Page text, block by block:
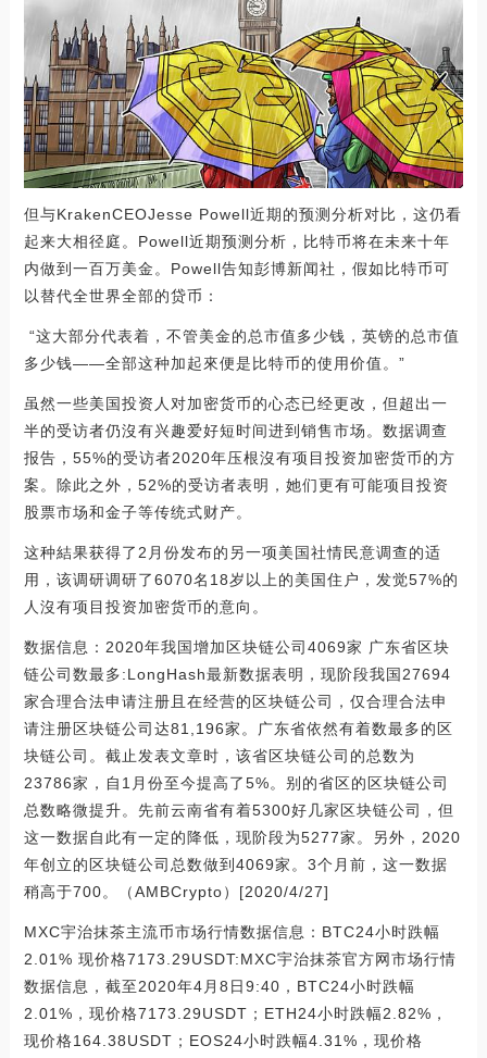
但与KrakenCEOJesse Powell近期的预测分析对比，这仍看
起来大相径庭。Powell近期预测分析，比特币将在未来十年
内做到一百万美金。Powell告知彭博新闻社，假如比特币可
以替代全世界全部的贷币：
“这大部分代表着，不管美金的总市值多少钱，英镑的总市值
多少钱——全部这种加起來便是比特币的使用价值。”
虽然一些美国投资人对加密货币的心态已经更改，但超出一
半的受访者仍沒有兴趣爱好短时间进到销售市场。数据调查
报告，55%的受访者2020年压根沒有项目投资加密货币的方
案。除此之外，52%的受访者表明，她们更有可能项目投资
股票市场和金子等传统式财产。
这种結果获得了2月份发布的另一项美国社情民意调查的适
用，该调研调研了6070名18岁以上的美国住户，发觉57%的
人沒有项目投资加密货币的意向。
数据信息：2020年我国增加区块链公司4069家 广东省区块
链公司数最多:LongHash最新数据表明，现阶段我国27694
家合理合法申请注册且在经营的区块链公司，仅合理合法申
请注册区块链公司达81,196家。广东省依然有着数最多的区
块链公司。截止发表文章时，该省区块链公司的总数为
23786家，自1月份至今提高了5%。别的省区的区块链公司
总数略微提升。先前云南省有着5300好几家区块链公司，但
这一数据自此有一定的降低，现阶段为5277家。另外，2020
年创立的区块链公司总数做到4069家。3个月前，这一数据
稍高于700。（AMBCrypto）[2020/4/27]
MXC宇治抹茶主流币市场行情数据信息：BTC24小时跌幅
2.01% 现价格7173.29USDT:MXC宇治抹茶官方网市场行情
数据信息，截至2020年4月8日9:40，BTC24小时跌幅
2.01%，现价格7173.29USDT；ETH24小时跌幅2.82%，
现价格164.38USDT；EOS24小时跌幅4.31%，现价格